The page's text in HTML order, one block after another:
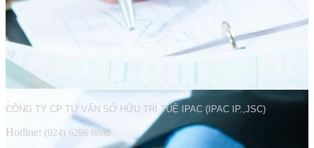
CÔNG TY CP TƯ VẤN SỞ HỮU TRÍ TUỆ IPAC (IPAC IP.,JSC)
Hotline: (024) 6286 8888